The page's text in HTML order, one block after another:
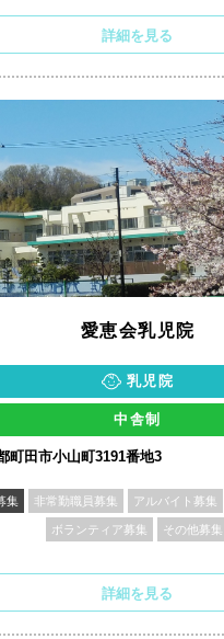
詳細を見る
愛恵会乳児院
乳児院
中舎制
町田市小山町3191番地3
集 非常勤職員募集 アルバイト募集
ボランティア募集 その他募集
詳細を見る